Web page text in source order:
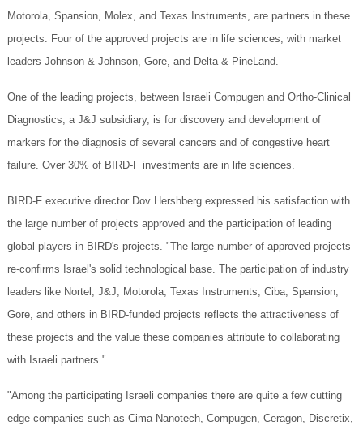
Motorola, Spansion, Molex, and Texas Instruments, are partners in these
projects. Four of the approved projects are in life sciences, with market
leaders Johnson & Johnson, Gore, and Delta & PineLand.
One of the leading projects, between Israeli Compugen and Ortho-Clinical
Diagnostics, a J&J subsidiary, is for discovery and development of
markers for the diagnosis of several cancers and of congestive heart
failure. Over 30% of BIRD-F investments are in life sciences.
BIRD-F executive director Dov Hershberg expressed his satisfaction with
the large number of projects approved and the participation of leading
global players in BIRD's projects. "The large number of approved projects
re-confirms Israel's solid technological base. The participation of industry
leaders like Nortel, J&J, Motorola, Texas Instruments, Ciba, Spansion,
Gore, and others in BIRD-funded projects reflects the attractiveness of
these projects and the value these companies attribute to collaborating
with Israeli partners."
"Among the participating Israeli companies there are quite a few cutting
edge companies such as Cima Nanotech, Compugen, Ceragon, Discretix,